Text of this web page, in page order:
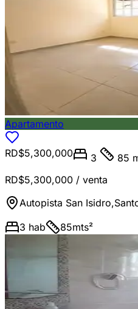
Apartamento
RD$5,300,000 3
85
RD$5,300,000 / venta
Autopista San Isidro,
3 hab 85mts²